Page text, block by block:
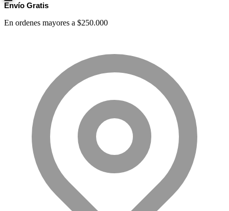
Envío Gratis
En ordenes mayores a $250.000